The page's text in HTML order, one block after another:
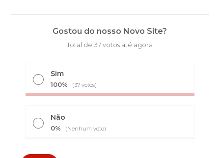
Gostou do nosso Novo Site?
Total de 37 votos até agora
Sim
100% (37 votos)
Não
0% (Nenhum voto)